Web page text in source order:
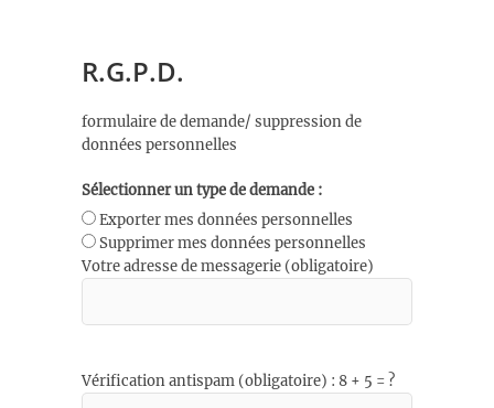
R.G.P.D.
formulaire de demande/ suppression de
données personnelles
Sélectionner un type de demande :
Exporter mes données personnelles
Supprimer mes données personnelles
Votre adresse de messagerie (obligatoire)
Vérification antispam (obligatoire) : 8 + 5 = ?